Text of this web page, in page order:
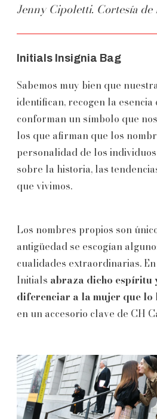
Jenny Cipoletti. Cortesía de
Initials Insignia Bag
Sabemos muy bien que
identifican, recogen la
conforman un símbolo que
los que afirman que los
personalidad de los
sobre la historia, las
que vivimos.
Los nombres propios son
antigüedad se escogían
cualidades extraordinarias.
Initials abraza dicho espíritu
diferenciar a la mujer que lo
en un accesorio clave de CH